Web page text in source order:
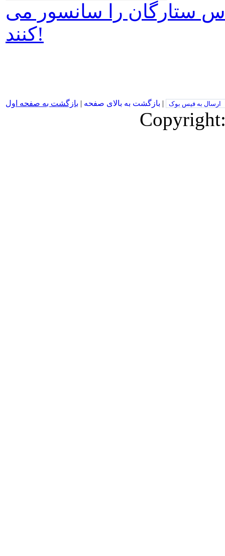
ستارگان را سانسور می
کنند!
ارسال به فیس بوک | بازگشت به بالای صفحه | بازگشت به صفحه اول